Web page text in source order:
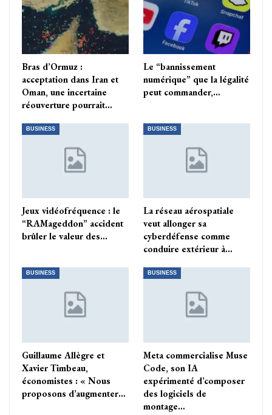
Bras d’Ormuz :
acceptation dans Iran et
Oman, une incertaine
réouverture pourrait…
Le “bannissement
numérique” que la légalité
peut commander,…
BUSINESS
Jeux vidéofréquence : le
“RAMageddon” accident
brûler le valeur des…
BUSINESS
La réseau aérospatiale
veut allonger sa
cyberdéfense comme
conduire extérieur à…
BUSINESS
Guillaume Allègre et
Xavier Timbeau,
économistes : « Nous
proposons d’augmenter…
BUSINESS
Meta commercialise Muse
Code, son IA
expérimenté d’composer
des logiciels de
montage…